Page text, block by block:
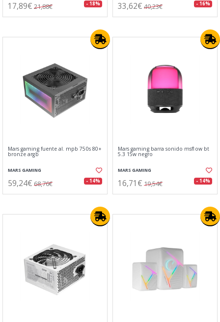
17,89€ 21,88€ - 18% 33,62€ 40,23€ - 16%
Mars gaming fuente al. mpb 750s 80+
bronze argb
MARS GAMING
59,24€ 68,76€ - 14%
Mars gaming barra sonido msflow bt
5.3 15w negro
MARS GAMING
16,71€ 19,54€ - 14%